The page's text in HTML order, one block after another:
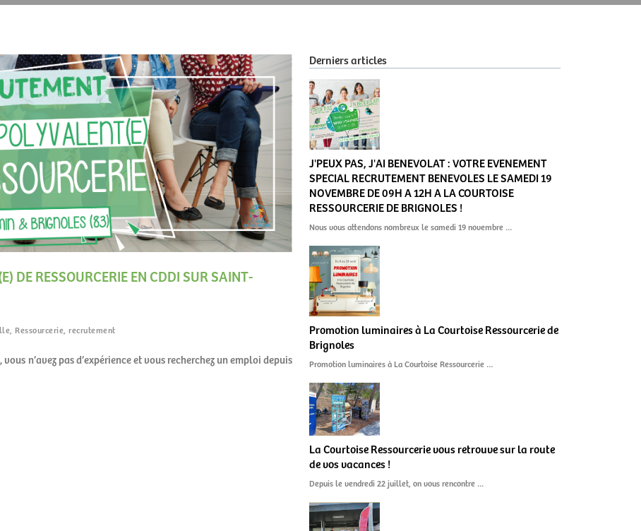
DE RESSOURCERIE EN CDDI SUR SAINT-
, Ressourcerie, recrutement
n’avez pas d’expérience et vous recherchez un emploi depuis
Derniers articles
J'PEUX PAS, J'AI BENEVOLAT : VOTRE EVENEMENT
SPECIAL RECRUTEMENT BENEVOLES LE SAMEDI 19
NOVEMBRE DE 09H A 12H A LA COURTOISE
RESSOURCERIE DE BRIGNOLES !
Nous vous attendons nombreux le samedi 19 novembre …
Promotion luminaires à La Courtoise Ressourcerie de
Brignoles
Promotion luminaires à La Courtoise Ressourcerie …
La Courtoise Ressourcerie vous retrouve sur la route
de vos vacances !
Depuis le vendredi 22 juillet, on vous rencontre …